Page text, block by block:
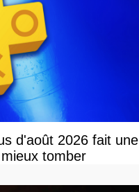
d'août 2026 fait une
tomber